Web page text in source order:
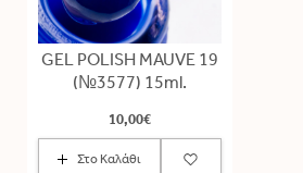
GEL POLISH MAUVE 19
(№3577) 15ml.
10,00€
Στο Καλάθι